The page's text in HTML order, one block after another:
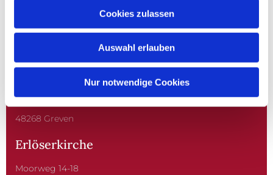
Cookies zulassen
Auswahl erlauben
Nur notwendige Cookies
Christuskirche
48268 Greven
Erlöserkirche
Moorweg 14-18